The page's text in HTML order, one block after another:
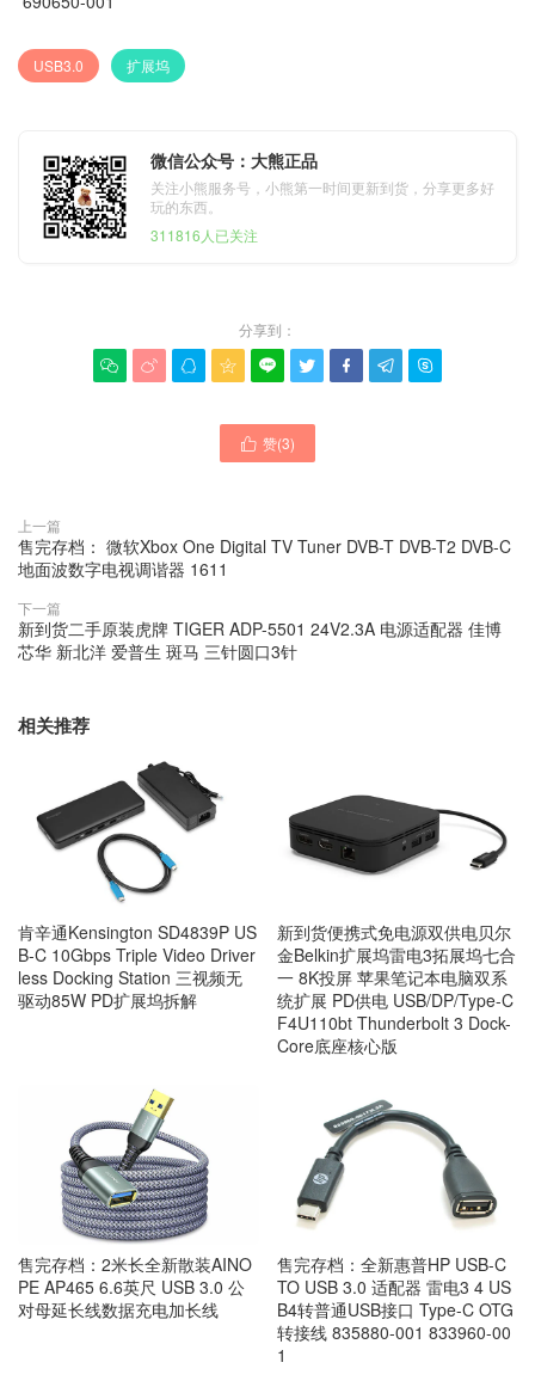
USB3.0 扩展坞
微信公众号：大熊正品
关注小熊服务号，小熊第一时间更新到货，分享更多好
玩的东西。
311816人已关注
分享到：
        
 赞(3)
上一篇
售完存档： 微软Xbox One Digital TV Tuner DVB-T DVB-T2 DVB-C
地面波数字电视调谐器 1611
下一篇
新到货二手原装虎牌 TIGER ADP-5501 24V2.3A 电源适配器 佳博
芯华 新北洋 爱普生 斑马 三针圆口3针
相关推荐
肯辛通Kensington SD4839P US
B-C 10Gbps Triple Video Driver
less Docking Station 三视频无
驱动85W PD扩展坞拆解
新到货便携式免电源双供电贝尔
金Belkin扩展坞雷电3拓展坞七合
一 8K投屏 苹果笔记本电脑双系
统扩展 PD供电 USB/DP/Type-C
F4U110bt Thunderbolt 3 Dock-
Core底座核心版
售完存档：2米长全新散装AINO
PE AP465 6.6英尺 USB 3.0 公
对母延长线数据充电加长线
售完存档：全新惠普HP USB-C
TO USB 3.0 适配器 雷电3 4 US
B4转普通USB接口 Type-C OTG
转接线 835880-001 833960-00
1